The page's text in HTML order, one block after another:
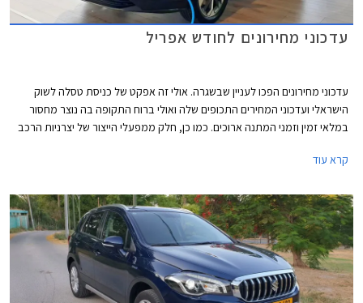
עדכוני מחירונים לחודש אפריל
עדכוני מחירונים הפכו לעניין שבשגרה. אולי זה אפקט של כניסת טסלה לשוק
הישראלי ועדכוני המחירים התכופים שלה ואולי ברוח התקופה בה נוצר מחסור
במלאי זמין וזמני המתנה ארוכים. כמו כן, חלק ממפעלי הייצור של יצרניות הרכב
קרא עוד